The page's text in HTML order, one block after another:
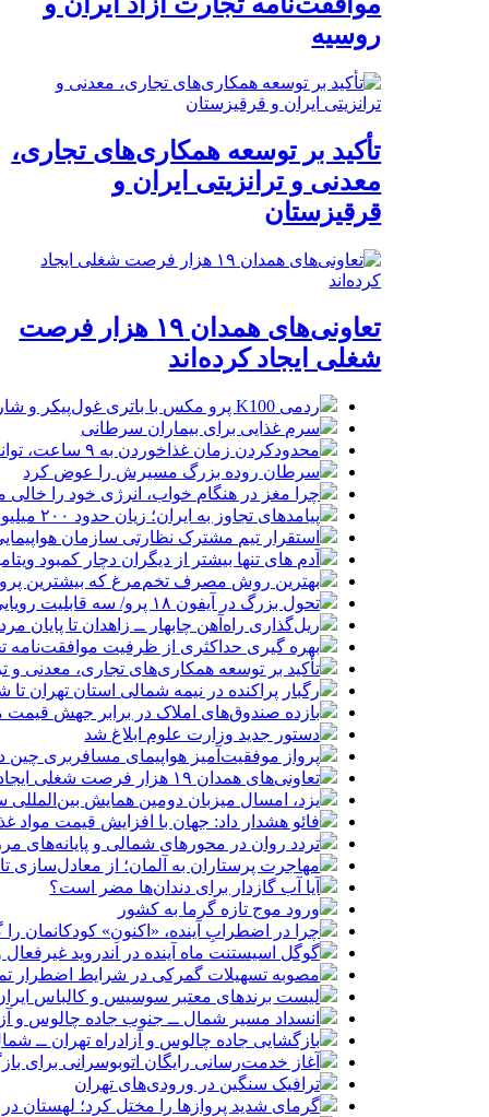
روسیه
تأکید بر توسعه همکاری‌های تجاری،
معدنی و ترانزیتی ایران و
قرقیزستان
تعاونی‌های همدان ۱۹ هزار فرصت
شغلی ایجاد کرده‌اند
ردمی K100 پرو مکس با باتری غول‌پیکر و شارژ بی‌سیم روانه بازار می‌شود
سرم غذایی برای بیماران سرطانی
محدودکردن زمان غذاخوردن به ۹ ساعت، توانایی‌های ذهنی را تقویت می‌کند
سرطان روده بزرگ مسیرش را عوض کرد
چرا مغز در هنگام خواب، انرژی خود را خالی
پیامدهای تجاوز به ایران؛ زیان حدود ۲۰۰ میلیون یورویی شرکت هواپیمایی مجارستان
استقرار تیم مشترک نظارتی سازمان
آدم های تنها بیشتر از دیگران دچار کمبود
بهترین روش مصرف تخم‌مرغ که بیشترین
تحول بزرگ در آیفون ۱۸ پرو/ سه قابلیت رویایی که بالاخره به حقیقت می‌پیوندند
ریل‌گذاری راه‌آهن چابهار ــ زاهدان تا پایان
بهره گیری حداکثری از ظرفیت موافقت‌نامه
تأکید بر توسعه همکاری‌های تجاری، معدنی و
رگبار پراکنده در نیمه شمالی استان تهران تا
بازده صندوق‌های املاک در برابر جهش
دستور جدید وزارت علوم ابلاغ شد
پرواز موفقیت‌آمیز هواپیمای مسافربری چین
تعاونی‌های همدان ۱۹ هزار فرصت شغلی ایجاد کرده‌اند
یزد، امسال میزبان دومین همایش بین‌المللی
فائو هشدار داد: جهان با افزایش قیمت مواد
تردد روان در محورهای شمالی و پایانه‌های
مهاجرت پرستاران به آلمان؛ از معادل‌سازی
آیا آب گازدار برای دندان‌ها مضر است؟
ورود موج تازه گرما به کشور
چرا در اضطرابِ آینده، «اکنونِ» کودکانمان
گوگل اسیستنت ماه آینده در اندروید
مصوبه تسهیلات گمرکی در شرایط اضطرار
لیست برندهای معتبر سوسیس و کالباس
انسداد مسیر شمال ــ جنوب جاده چالوس و
بازگشایی جاده چالوس و آزادراه تهران ــ شمال از
آغاز خدمت‌رسانی رایگان اتوبوسرانی برای
ترافیک سنگین در ورودی‌های تهران
گرمای شدید پروازها را مختل کرد؛ لهستان